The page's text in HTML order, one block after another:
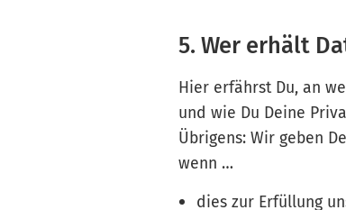
5. Wer erhält
Hier erfährst Du, an
und wie Du Deine
Übrigens: Wir geben
wenn …
dies zur Erfüllung